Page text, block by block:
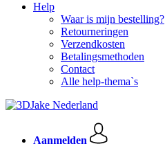
Help
Waar is mijn bestelling?
Retourneringen
Verzendkosten
Betalingsmethoden
Contact
Alle help-thema`s
Aanmelden